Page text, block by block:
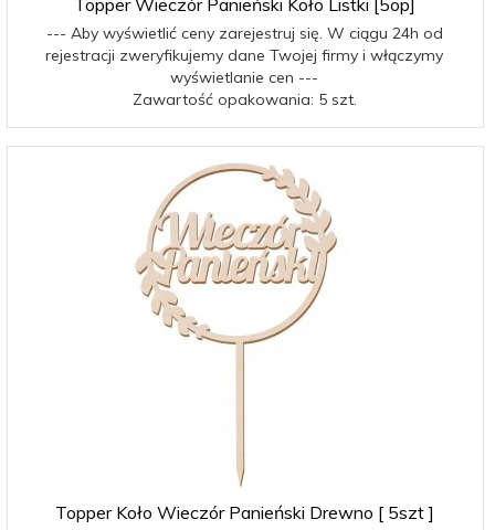
Topper Wieczór Panieński Koło Listki [5op]
--- Aby wyświetlić ceny zarejestruj się. W ciągu 24h od
rejestracji zweryfikujemy dane Twojej firmy i włączymy
wyświetlanie cen ---
Zawartość opakowania: 5 szt.
Topper Koło Wieczór Panieński Drewno [ 5szt ]